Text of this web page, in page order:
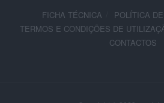
FICHA TÉCNICA
POLÍTICA
TERMOS E CONDIÇÕES DE
CONTACTOS